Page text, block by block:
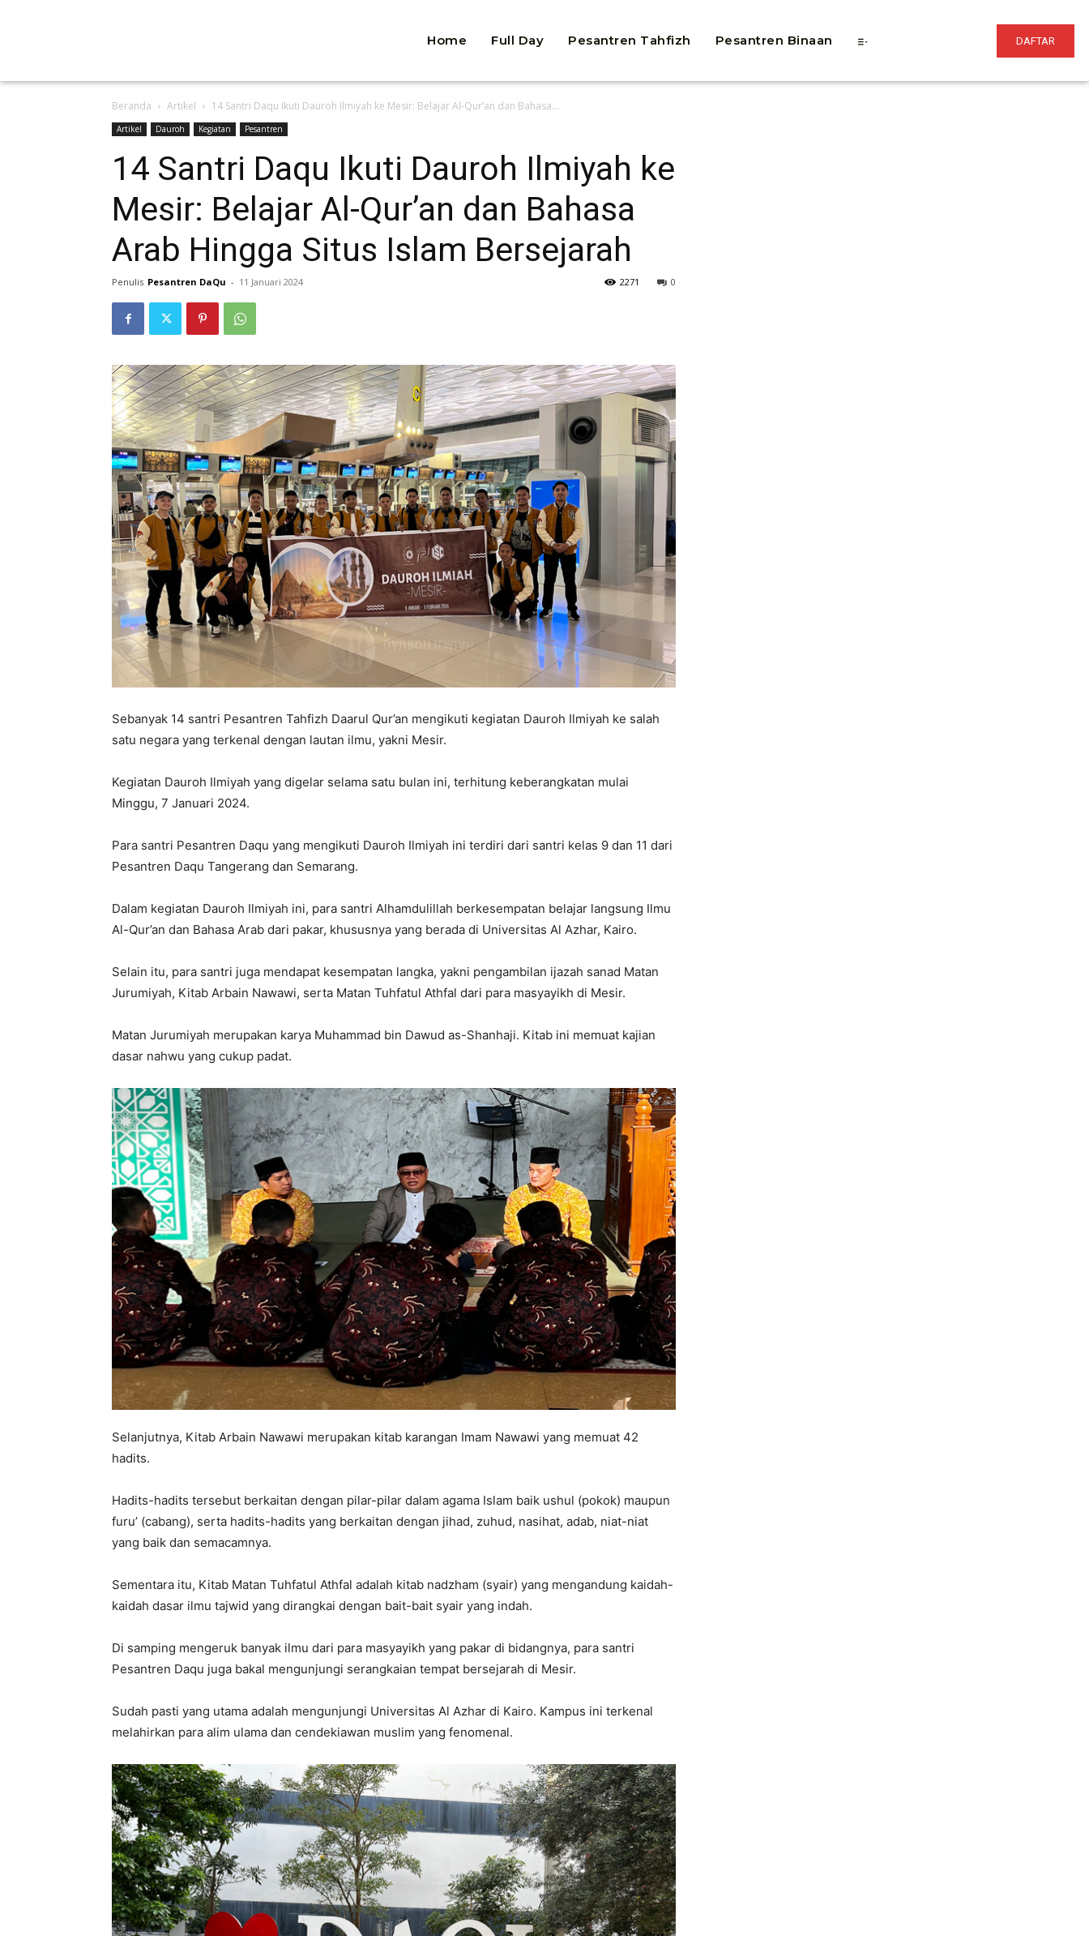
Home Full Day Pesantren Tahfizh Pesantren Binaan DAFTAR
Beranda Artikel 14 Santri Daqu Ikuti Dauroh Ilmiyah ke Mesir: Belajar Al-Qur’an dan Bahasa...
Artikel Dauroh Kegiatan Pesantren
14 Santri Daqu Ikuti Dauroh Ilmiyah ke
Mesir: Belajar Al-Qur’an dan Bahasa
Arab Hingga Situs Islam Bersejarah
Penulis Pesantren DaQu - 11 Januari 2024 0
2271
Sebanyak 14 santri Pesantren Tahfizh Daarul Qur’an mengikuti kegiatan Dauroh Ilmiyah ke salah
satu negara yang terkenal dengan lautan ilmu, yakni Mesir.
Kegiatan Dauroh Ilmiyah yang digelar selama satu bulan ini, terhitung keberangkatan mulai
Minggu, 7 Januari 2024.
Para santri Pesantren Daqu yang mengikuti Dauroh Ilmiyah ini terdiri dari santri kelas 9 dan 11 dari
Pesantren Daqu Tangerang dan Semarang.
Dalam kegiatan Dauroh Ilmiyah ini, para santri Alhamdulillah berkesempatan belajar langsung Ilmu
Al-Qur’an dan Bahasa Arab dari pakar, khususnya yang berada di Universitas Al Azhar, Kairo.
Selain itu, para santri juga mendapat kesempatan langka, yakni pengambilan ijazah sanad Matan
Jurumiyah, Kitab Arbain Nawawi, serta Matan Tuhfatul Athfal dari para masyayikh di Mesir.
Matan Jurumiyah merupakan karya Muhammad bin Dawud as-Shanhaji. Kitab ini memuat kajian
dasar nahwu yang cukup padat.
Selanjutnya, Kitab Arbain Nawawi merupakan kitab karangan Imam Nawawi yang memuat 42
hadits.
Hadits-hadits tersebut berkaitan dengan pilar-pilar dalam agama Islam baik ushul (pokok) maupun
furu’ (cabang), serta hadits-hadits yang berkaitan dengan jihad, zuhud, nasihat, adab, niat-niat
yang baik dan semacamnya.
Sementara itu, Kitab Matan Tuhfatul Athfal adalah kitab nadzham (syair) yang mengandung kaidah-
kaidah dasar ilmu tajwid yang dirangkai dengan bait-bait syair yang indah.
Di samping mengeruk banyak ilmu dari para masyayikh yang pakar di bidangnya, para santri
Pesantren Daqu juga bakal mengunjungi serangkaian tempat bersejarah di Mesir.
Sudah pasti yang utama adalah mengunjungi Universitas Al Azhar di Kairo. Kampus ini terkenal
melahirkan para alim ulama dan cendekiawan muslim yang fenomenal.